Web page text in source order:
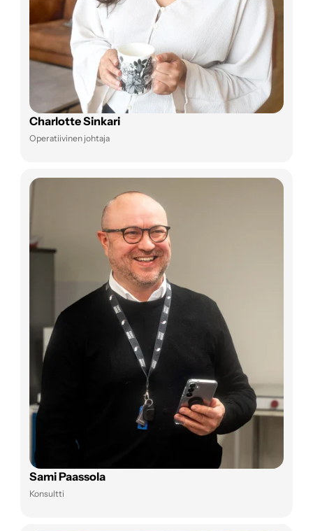
Charlotte Sinkari
Operatiivinen johtaja
Sami Paassola
Konsultti